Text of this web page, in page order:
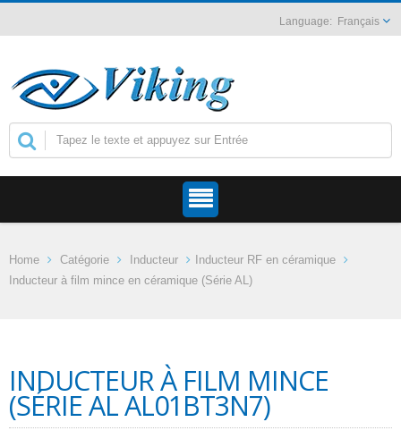
Français
Home Catégorie Inducteur
Inducteur RF en céramique
Inducteur à film mince en céramique (Série AL)
INDUCTEUR À FILM MINCE
(SÉRIE AL AL01BT3N7)